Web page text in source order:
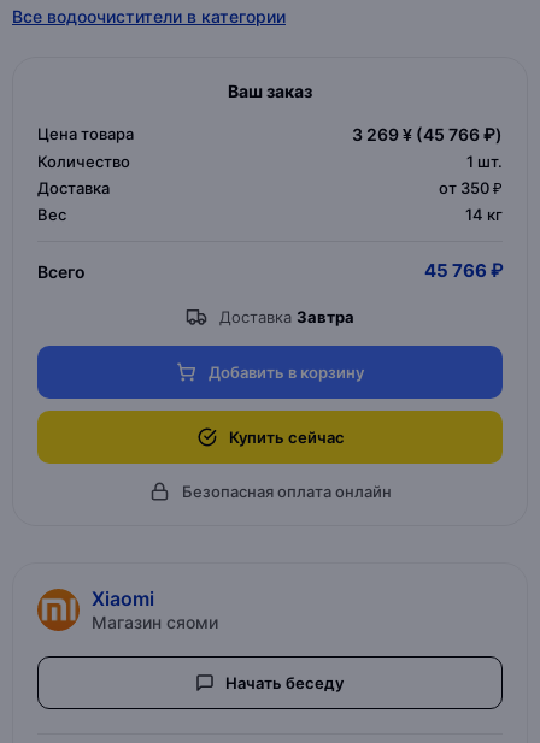
Все водоочистители в категории
Ваш заказ
Цена товара 3 269 ¥ (45 766 ₽)
Количество 1 шт.
Доставка
от 350 ₽
Вес
14 кг
Всего 45 766 ₽
Доставка Завтра
Добавить в корзину
Купить сейчас
Безопасная оплата онлайн
Xiaomi
Магазин сяоми
Начать беседу